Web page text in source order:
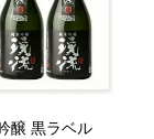
醸 黒ラベル